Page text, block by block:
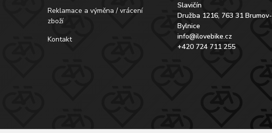
Reklamace a výměna / vrácení
zboží
Kontakt
Slavičín
Družba 1216, 763 31 Brumov-
Bylnice
info@ilovebike.cz
+420 724 711 255